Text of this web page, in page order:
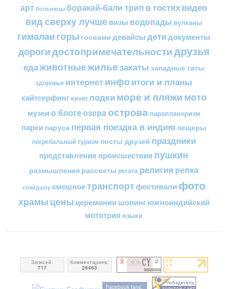
арт больницы боракай-бали трип в гостяхвидео
вид сверху лучшевизы водопады вулканы
гималаи горы госвами девайсы детидокументы
дорогидостопримечательностидрузья
едаживотныежильезакаты западные гаты
здоровье интернетинфоитоги и планы
кайтсерфинг кино лодкиморе и пляжимото
музеи о блогеозераострова парапланеризм
парки паруса первая поездка в индию пещеры
погребальный туризм посты друзей праздники
представления происшествия пушкин
размышления рассветы регата религия репка
слайдшоу смешноетранспортфестивали фото
храмы цены церемонии шопингюжноиндийский
мототрип языки
Записей:
717
Комментариев:
28463
Facebook fans: